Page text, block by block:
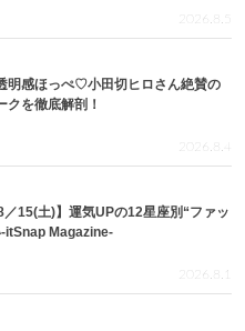
2026.8.5
明感ほっぺ♡小田切ヒロさん絶賛の
クを徹底解剖！
2026.8.4
／15(土)】運気UPの12星座別“ファッ
itSnap Magazine-
2026.8.1